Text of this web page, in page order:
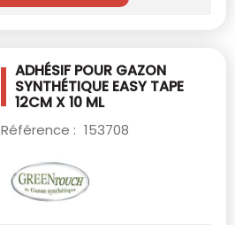
ADHÉSIF POUR GAZON
SYNTHÉTIQUE EASY TAPE
12CM X 10 ML
Référence : 153708